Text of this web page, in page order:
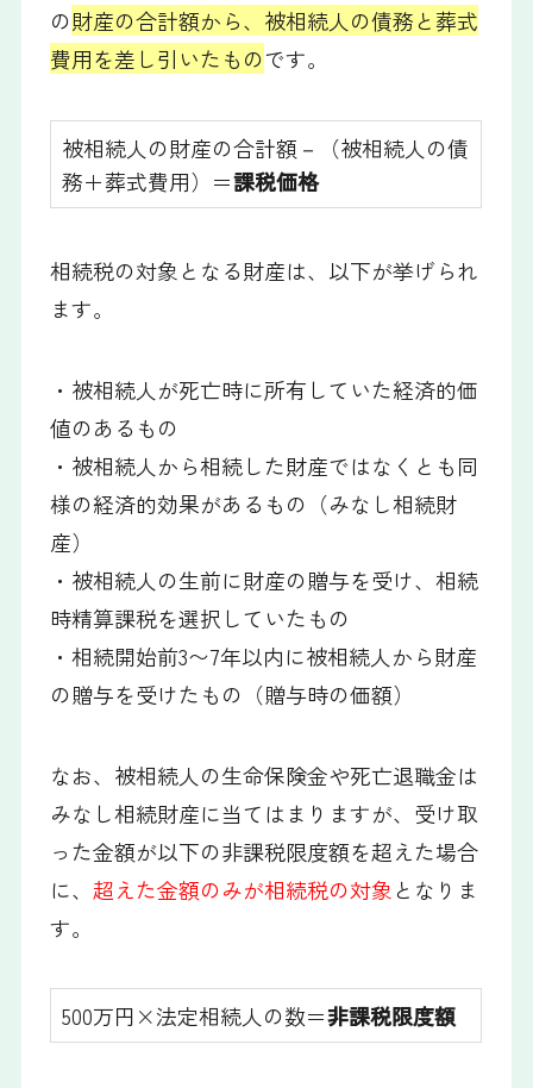
の財産の合計額から、被相続人の債務と葬式
費用を差し引いたものです。
被相続人の財産の合計額－（被相続人の債
務＋葬式費用）＝課税価格
相続税の対象となる財産は、以下が挙げられ
ます。
・被相続人が死亡時に所有していた経済的価
値のあるもの
・被相続人から相続した財産ではなくとも同
様の経済的効果があるもの（みなし相続財
産）
・被相続人の生前に財産の贈与を受け、相続
時精算課税を選択していたもの
・相続開始前3〜7年以内に被相続人から財産
の贈与を受けたもの（贈与時の価額）
なお、被相続人の生命保険金や死亡退職金は
みなし相続財産に当てはまりますが、受け取
った金額が以下の非課税限度額を超えた場合
に、 超えた金額のみが相続税の対象となりま
す。
500万円×法定相続人の数＝非課税限度額